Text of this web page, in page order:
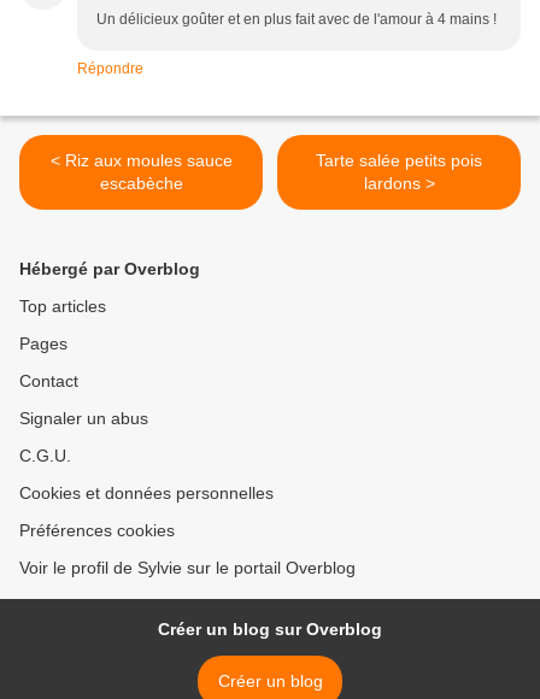
Un délicieux goûter et en plus fait avec de l'amour à 4 mains !
Répondre
< Riz aux moules sauce
escabèche
Tarte salée petits pois
lardons >
Hébergé par Overblog
Top articles
Pages
Contact
Signaler un abus
C.G.U.
Cookies et données personnelles
Préférences cookies
Voir le profil de Sylvie sur le portail Overblog
Créer un blog sur Overblog
Créer un blog